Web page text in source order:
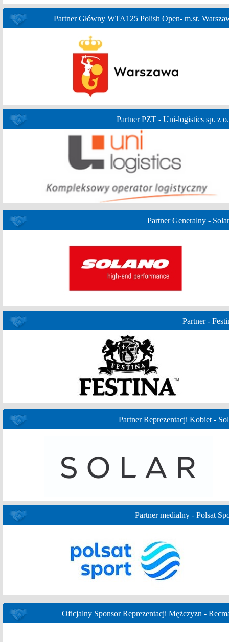
Partner Główny WTA125 Polish Open- m.st.
Partner PZT - Uni-logistics sp. z
Partner Generalny -
Partner -
Partner Reprezentacji Kobiet -
Partner medialny - Polsat
Oficjalny Sponsor Reprezentacji Mężczyzn -